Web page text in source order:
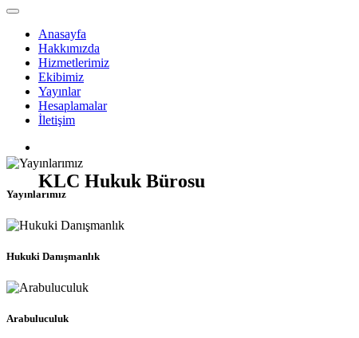
Anasayfa
Hakkımızda
Hizmetlerimiz
Ekibimiz
Yayınlar
Hesaplamalar
İletişim
KLC Hukuk Bürosu
Yayınlarımız
Hukuki Danışmanlık
Arabuluculuk